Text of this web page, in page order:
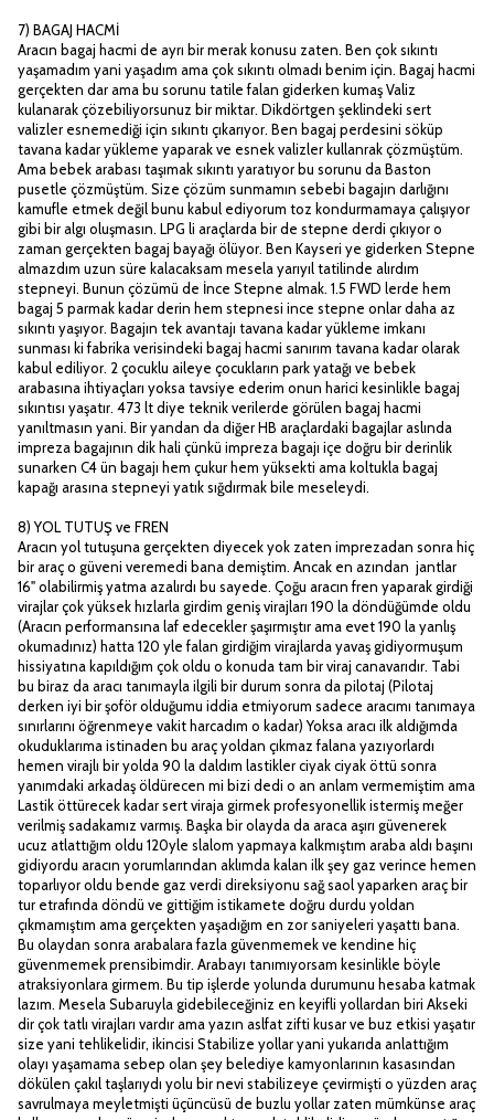
7) BAGAJ HACMİ
Aracın bagaj hacmi de ayrı bir merak konusu zaten. Ben çok sıkıntı
yaşamadım yani yaşadım ama çok sıkıntı olmadı benim için. Bagaj hacmi
gerçekten dar ama bu sorunu tatile falan giderken kumaş Valiz
kulanarak çözebiliyorsunuz bir miktar. Dikdörtgen şeklindeki sert
valizler esnemediği için sıkıntı çıkarıyor. Ben bagaj perdesini söküp
tavana kadar yükleme yaparak ve esnek valizler kullanrak çözmüştüm.
Ama bebek arabası taşımak sıkıntı yaratıyor bu sorunu da Baston
pusetle çözmüştüm. Size çözüm sunmamın sebebi bagajın darlığını
kamufle etmek değil bunu kabul ediyorum toz kondurmamaya çalışıyor
gibi bir algı oluşmasın. LPG li araçlarda bir de stepne derdi çıkıyor o
zaman gerçekten bagaj bayağı ölüyor. Ben Kayseri ye giderken Stepne
almazdım uzun süre kalacaksam mesela yarıyıl tatilinde alırdım
stepneyi. Bunun çözümü de İnce Stepne almak. 1.5 FWD lerde hem
bagaj 5 parmak kadar derin hem stepnesi ince stepne onlar daha az
sıkıntı yaşıyor. Bagajın tek avantajı tavana kadar yükleme imkanı
sunması ki fabrika verisindeki bagaj hacmi sanırım tavana kadar olarak
kabul ediliyor. 2 çocuklu aileye çocukların park yatağı ve bebek
arabasına ihtiyaçları yoksa tavsiye ederim onun harici kesinlikle bagaj
sıkıntısı yaşatır. 473 lt diye teknik verilerde görülen bagaj hacmi
yanıltmasın yani. Bir yandan da diğer HB araçlardaki bagajlar aslında
impreza bagajının dik hali çünkü impreza bagajı içe doğru bir derinlik
sunarken C4 ün bagajı hem çukur hem yüksekti ama koltukla bagaj
kapağı arasına stepneyi yatık sığdırmak bile meseleydi.
8) YOL TUTUŞ ve FREN
Aracın yol tutuşuna gerçekten diyecek yok zaten imprezadan sonra hiç
bir araç o güveni veremedi bana demiştim. Ancak en azından jantlar
16" olabilirmiş yatma azalırdı bu sayede. Çoğu aracın fren yaparak girdiği
virajlar çok yüksek hızlarla girdim geniş virajları 190 la döndüğümde oldu
(Aracın performansına laf edecekler şaşırmıştır ama evet 190 la yanlış
okumadınız) hatta 120 yle falan girdiğim virajlarda yavaş gidiyormuşum
hissiyatına kapıldığım çok oldu o konuda tam bir viraj canavarıdır. Tabi
bu biraz da aracı tanımayla ilgili bir durum sonra da pilotaj (Pilotaj
derken iyi bir şoför olduğumu iddia etmiyorum sadece aracımı tanımaya
sınırlarını öğrenmeye vakit harcadım o kadar) Yoksa aracı ilk aldığımda
okuduklarıma istinaden bu araç yoldan çıkmaz falana yazıyorlardı
hemen virajlı bir yolda 90 la daldım lastikler ciyak ciyak öttü sonra
yanımdaki arkadaş öldürecen mi bizi dedi o an anlam vermemiştim ama
Lastik öttürecek kadar sert viraja girmek profesyonellik istermiş meğer
verilmiş sadakamız varmış. Başka bir olayda da araca aşırı güvenerek
ucuz atlattığım oldu 120yle slalom yapmaya kalkmıştım araba aldı başını
gidiyordu aracın yorumlarından aklımda kalan ilk şey gaz verince hemen
toparlıyor oldu bende gaz verdi direksiyonu sağ saol yaparken araç bir
tur etrafında döndü ve gittiğim istikamete doğru durdu yoldan
çıkmamıştım ama gerçekten yaşadığım en zor saniyeleri yaşattı bana.
Bu olaydan sonra arabalara fazla güvenmemek ve kendine hiç
güvenmemek prensibimdir. Arabayı tanımıyorsam kesinlikle böyle
atraksiyonlara girmem. Bu tip işlerde yolunda durumunu hesaba katmak
lazım. Mesela Subaruyla gidebileceğiniz en keyifli yollardan biri Akseki
dir çok tatlı virajları vardır ama yazın aslfat zifti kusar ve buz etkisi yaşatır
size yani tehlikelidir, ikincisi Stabilize yollar yani yukarıda anlattığım
olayı yaşamama sebep olan şey belediye kamyonlarının kasasından
dökülen çakıl taşlarıydı yolu bir nevi stabilizeye çevirmişti o yüzden araç
savrulmaya meyletmişti üçüncüsü de buzlu yollar zaten mümkünse araç